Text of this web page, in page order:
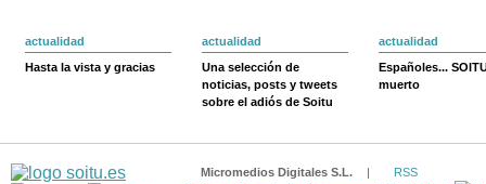
actualidad
Hasta la vista y gracias
actualidad
Una selección de
noticias, posts y tweets
sobre el adiós de Soitu
actualidad
Españoles...
muerto
Micromedios Digitales S.L. |
RSS